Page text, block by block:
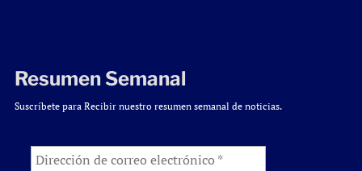
Resumen Semanal
Suscríbete para Recibir nuestro resumen semanal de noticias.